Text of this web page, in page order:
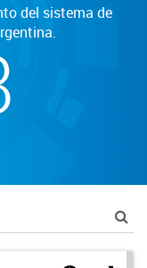
del sistema de